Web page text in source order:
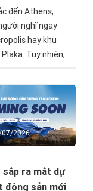
đến Athens,
nghĩ ngay
hay khu
Tuy nhiên,
khoảng 20–30
chuyển là Piraeus
biển lớn nhất Hy
trong những
hàng hải quan
đang chuyển
mẽ nhờ sự
07/2026
sắp ra mắt dự
động sản mới